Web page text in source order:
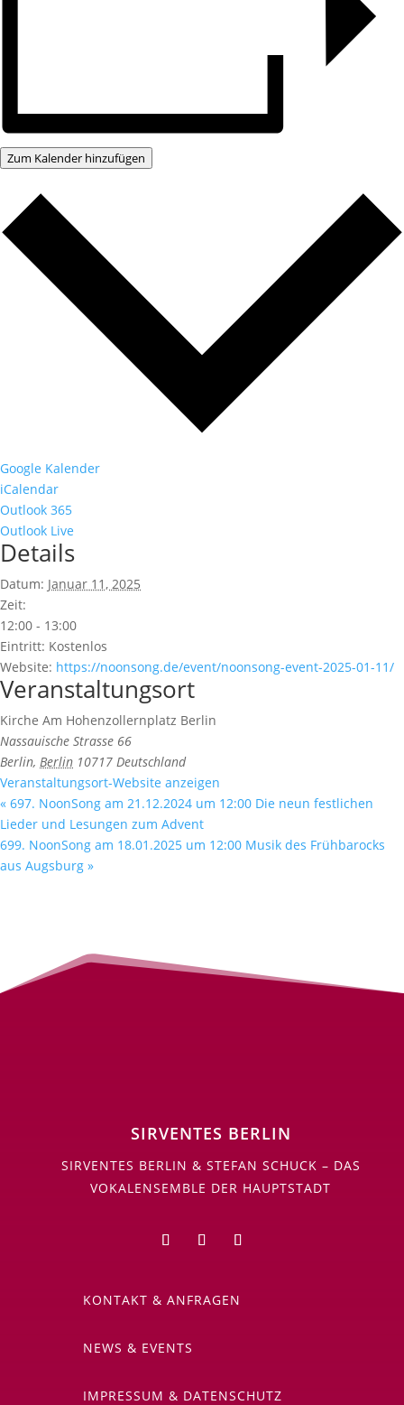
Zum Kalender hinzufügen
Google Kalender
iCalendar
Outlook 365
Outlook Live
Details
Datum: Januar 11, 2025
Zeit:
12:00 - 13:00
Eintritt: Kostenlos
Website: https://noonsong.de/event/noonsong-event-2025-01-11/
Veranstaltungsort
Kirche Am Hohenzollernplatz Berlin
Nassauische Strasse 66
Berlin, Berlin 10717 Deutschland
Veranstaltungsort-Website anzeigen
« 697. NoonSong am 21.12.2024 um 12:00 Die neun festlichen
Lieder und Lesungen zum Advent
699. NoonSong am 18.01.2025 um 12:00 Musik des Frühbarocks
aus Augsburg »
SIRVENTES BERLIN
SIRVENTES BERLIN & STEFAN SCHUCK – DAS
VOKALENSEMBLE DER HAUPTSTADT
KONTAKT & ANFRAGEN
NEWS & EVENTS
IMPRESSUM & DATENSCHUTZ